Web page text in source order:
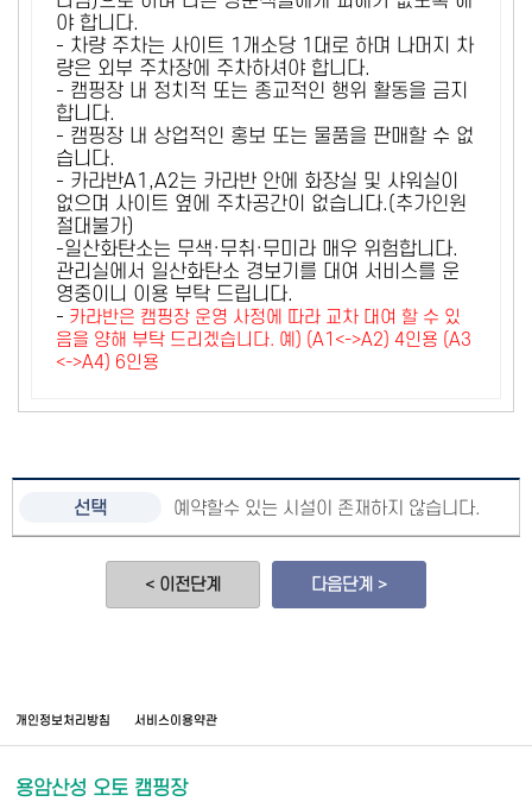
야 합니다.
- 차량 주차는 사이트 1개소당 1대로 하며 나머지 차
량은 외부 주차장에 주차하셔야 합니다.
- 캠핑장 내 정치적 또는 종교적인 행위 활동을 금지
합니다.
- 캠핑장 내 상업적인 홍보 또는 물품을 판매할 수 없
습니다.
- 카라반A1,A2는 카라반 안에 화장실 및 샤워실이
없으며 사이트 옆에 주차공간이 없습니다.(추가인원
절대불가)
-일산화탄소는 무색·무취·무미라 매우 위험합니다.
관리실에서 일산화탄소 경보기를 대여 서비스를 운
영중이니 이용 부탁 드립니다.
- 카라반은 캠핑장 운영 사정에 따라 교차 대여 할 수 있
음을 양해 부탁 드리겠습니다. 예) (A1<->A2) 4인용 (A3
<->A4) 6인용
예약할수 있는 시설이 존재하지 않습니다.
< 이전단계 다음단계 >
개인정보처리방침 서비스이용약관
용암산성 오토 캠핑장